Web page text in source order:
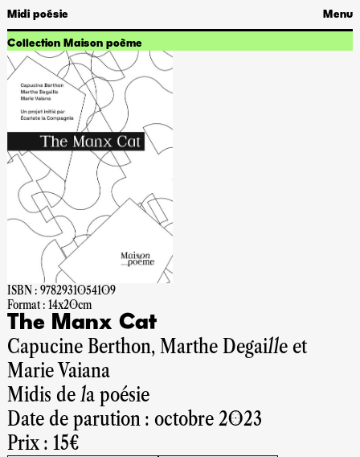
Midi poésie Menu
Collection Maison poème
ISBN : 9782931054109
Format : 14x20cm
The Manx Cat
Capucine Berthon, Marthe Degaille et
Marie Vaiana
Midis de la poésie
Date de parution : octobre 2023
Prix : 15€